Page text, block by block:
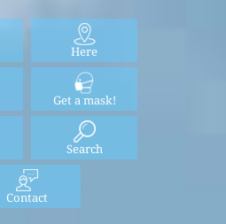
Here
Get a mask!
Search
Contact